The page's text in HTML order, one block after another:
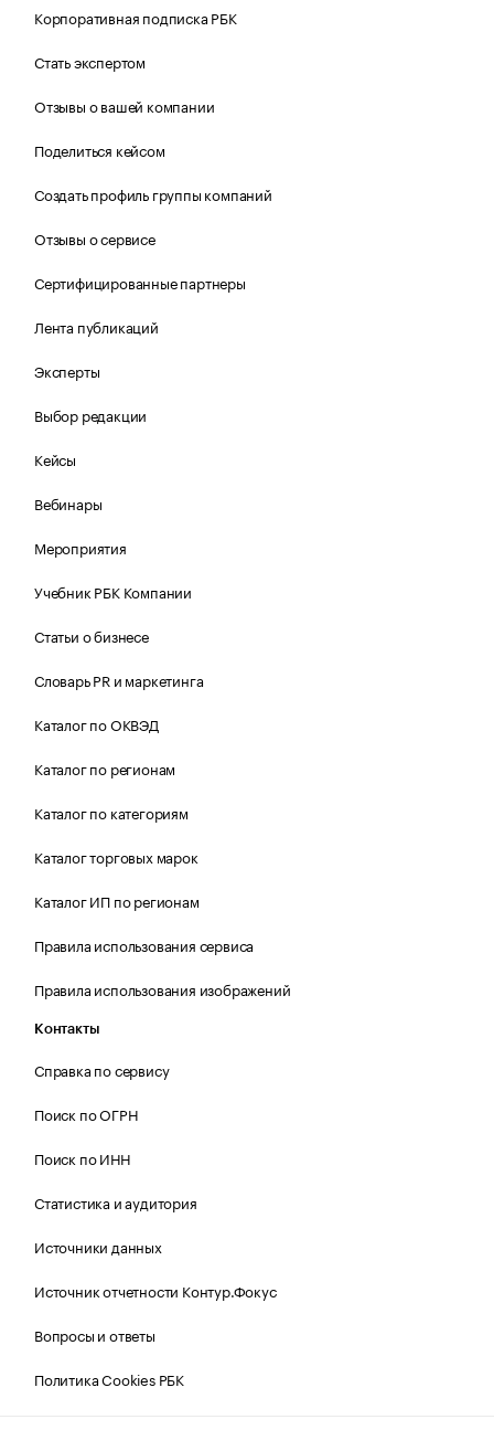
Корпоративная подписка РБК
Стать экспертом
Отзывы о вашей компании
Поделиться кейсом
Создать профиль группы компаний
Отзывы о сервисе
Сертифицированные партнеры
Лента публикаций
Эксперты
Выбор редакции
Кейсы
Вебинары
Мероприятия
Учебник РБК Компании
Статьи о бизнесе
Словарь PR и маркетинга
Каталог по ОКВЭД
Каталог по регионам
Каталог по категориям
Каталог торговых марок
Каталог ИП по регионам
Правила использования сервиса
Правила использования изображений
Контакты
Справка по сервису
Поиск по ОГРН
Поиск по ИНН
Статистика и аудитория
Источники данных
Источник отчетности Контур.Фокус
Вопросы и ответы
Политика Cookies РБК